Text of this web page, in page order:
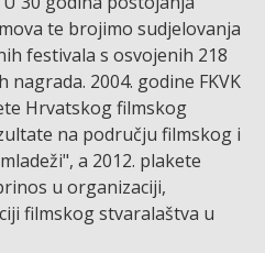
te brojimo sudjelovanja
festivala s osvojenih 218
2004. godine FKVK
Hrvatskog filmskog
na području filmskog i
a 2012. plakete
u organizaciji,
filmskog stvaralaštva u